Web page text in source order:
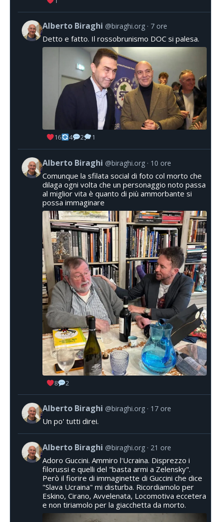
Alberto Biraghi @biraghi.org 7 ore
Detto e fatto. Il rossobrunismo DOC si palesa.
16 4 2 1
Alberto Biraghi @biraghi.org 10 ore
Comunque la sfilata social di foto col morto che
dilaga ogni volta che un personaggio noto passa
al miglior vita è quanto di più ammorbante si
possa immaginare
8 2
Alberto Biraghi @biraghi.org 17 ore
Un po' tutti direi.
Alberto Biraghi @biraghi.org 21 ore
Adoro Guccini. Ammiro l'Ucraina. Disprezzo i
filorussi e quelli del "basta armi a Zelensky".
Però il fiorire di immaginette di Guccini che dice
"Slava Ucraina" mi disturba. Ricordiamolo per
Eskino, Cirano, Avvelenata, Locomotiva eccetera
e non tiriamolo per la giacchetta da morto.